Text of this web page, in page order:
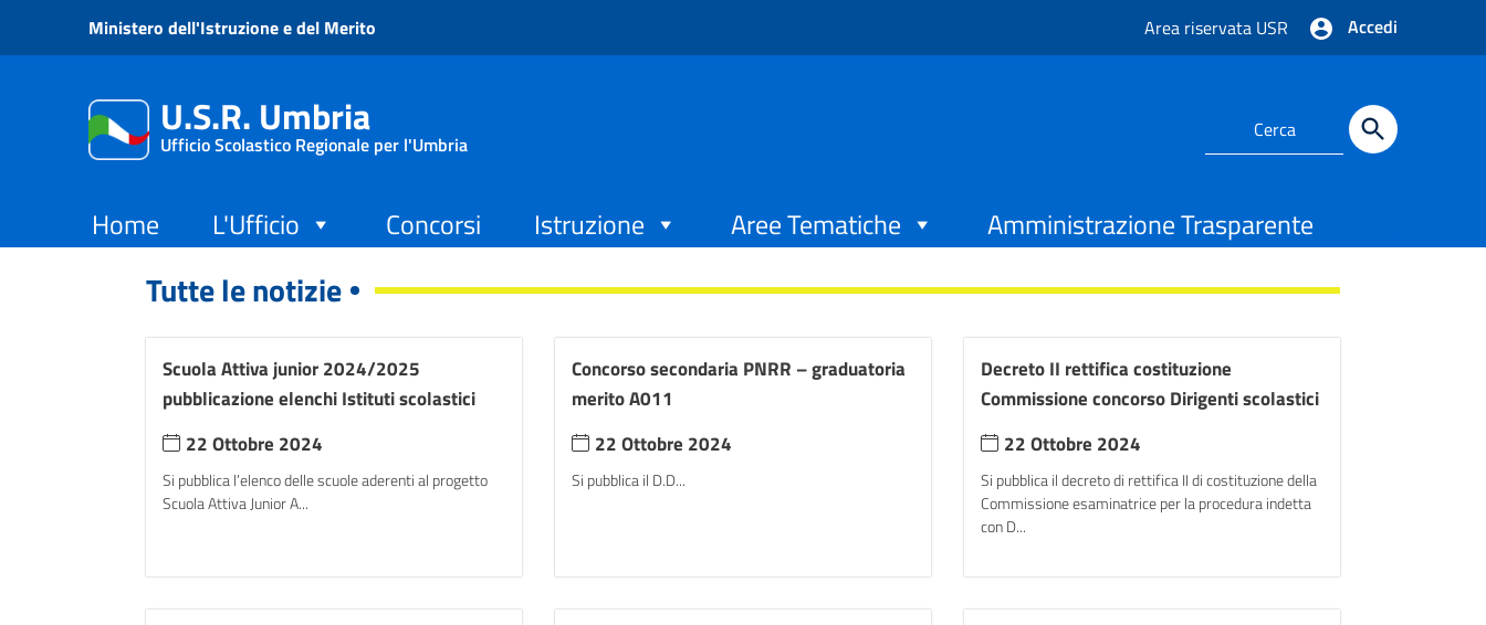
Vai ai contenuti
Vai al menu di navigazione
Ministero dell'Istruzione e del Merito Area riservata USR Accedi
U.S.R. Umbria
Ufficio Scolastico Regionale per l'Umbria
Home L'Ufficio Concorsi Istruzione Aree Tematiche Amministrazione Trasparente
Tutte le notizie
Scuola Attiva junior 2024/2025
pubblicazione elenchi Istituti scolastici
22 Ottobre 2024
Si pubblica l’elenco delle scuole aderenti al progetto
Scuola Attiva Junior A...
Concorso secondaria PNRR – graduatoria
merito A011
22 Ottobre 2024
Si pubblica il D.D...
Decreto II rettifica costituzione
Commissione concorso Dirigenti scolastici
22 Ottobre 2024
Si pubblica il decreto di rettifica II di costituzione della
Commissione esaminatrice per la procedura indetta
con D...